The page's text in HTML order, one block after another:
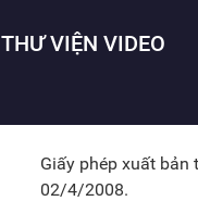
THƯ VIỆN VIDEO
Giấy phép xuất bản
02/4/2008.